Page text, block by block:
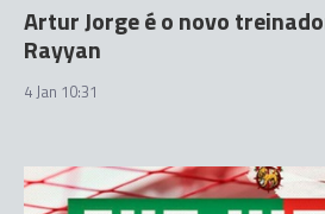
Artur Jorge é o novo
Rayyan
4 Jan 10:31